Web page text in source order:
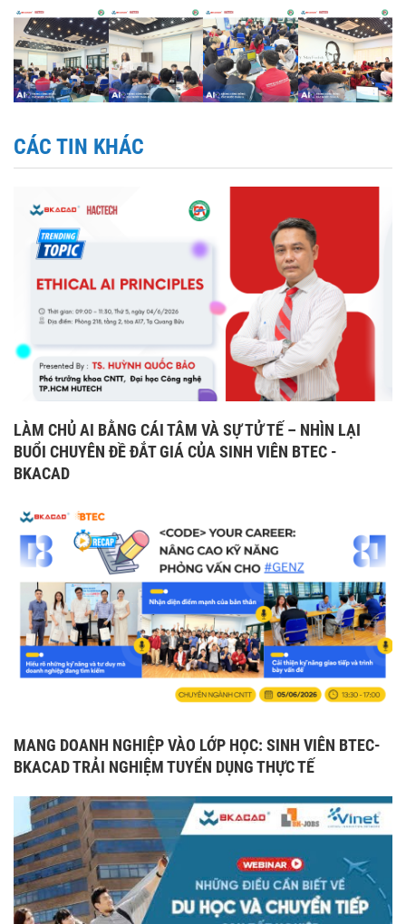
CÁC TIN KHÁC
LÀM CHỦ AI BẰNG CÁI TÂM VÀ SỰ TỬ TẾ – NHÌN LẠI
BUỔI CHUYÊN ĐỀ ĐẮT GIÁ CỦA SINH VIÊN BTEC -
BKACAD
MANG DOANH NGHIỆP VÀO LỚP HỌC: SINH VIÊN BTEC-
BKACAD TRẢI NGHIỆM TUYỂN DỤNG THỰC TẾ